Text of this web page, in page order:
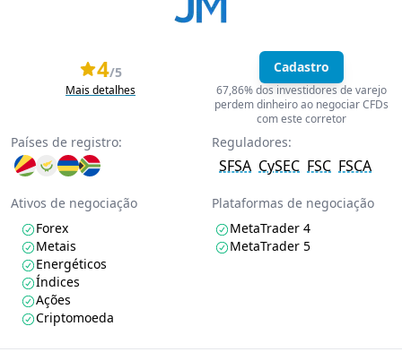
4/5
Mais detalhes
Cadastro
67,86% dos investidores de varejo
perdem dinheiro ao negociar CFDs
com este corretor
Países de registro: Reguladores:
SFSA CySEC FSC FSCA
Ativos de negociação
Forex
Metais
Energéticos
Índices
Ações
Criptomoeda
Plataformas de negociação
MetaTrader 4
MetaTrader 5